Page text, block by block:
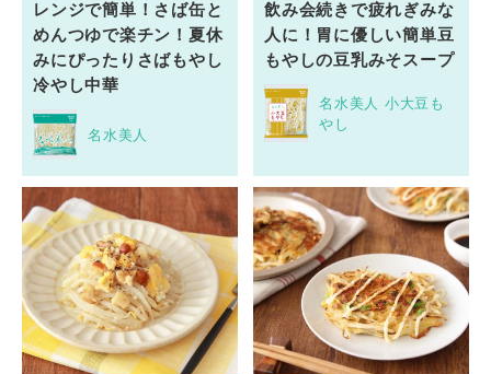
レンジで簡単！さば缶と
めんつゆで楽チン！夏休
みにぴったりさばもやし
冷やし中華
名水美人
飲み会続きで疲れぎみな
人に！胃に優しい簡単豆
もやしの豆乳みそスープ
名水美人 小大豆も
やし